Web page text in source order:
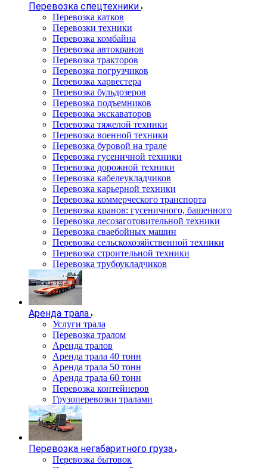
Перевозка спецтехники
Перевозка катков
Перевозки техники
Перевозка комбайна
Перевозка автокранов
Перевозка тракторов
Перевозка погрузчиков
Перевозка харвестера
Перевозка бульдозеров
Перевозка подъемников
Перевозка экскаваторов
Перевозка тяжелой техники
Перевозка военной техники
Перевозка буровой на трале
Перевозка гусеничной техники
Перевозка дорожной техники
Перевозка кабелеукладчиков
Перевозка карьерной техники
Перевозка коммерческого транспорта
Перевозка кранов: гусеничного, башенного
Перевозка лесозаготовительной техники
Перевозка сваебойных машин
Перевозка сельскохозяйственной техники
Перевозка строительной техники
Перевозка трубоукладчиков
Аренда трала
Услуги трала
Перевозка тралом
Аренда тралов
Аренда трала 40 тонн
Аренда трала 50 тонн
Аренда трала 60 тонн
Перевозка контейнеров
Грузоперевозки тралами
Перевозка негабаритного груза
Перевозка бытовок